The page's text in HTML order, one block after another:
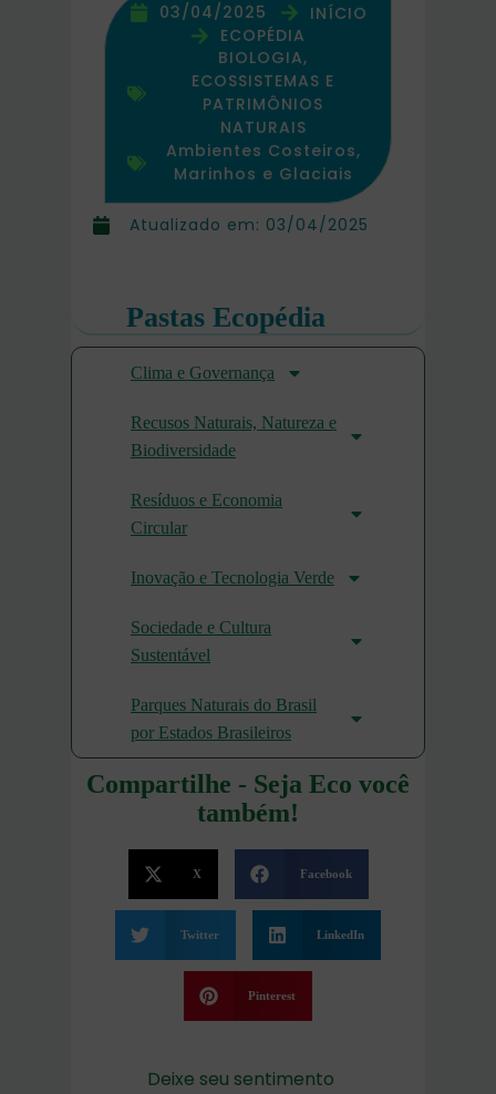
Atualizado em: 03/04/2025
03/04/2025
INÍCIO
ECOPÉDIA
BIOLOGIA,
ECOSSISTEMAS E
PATRIMÔNIOS
NATURAIS
Ambientes Costeiros,
Marinhos e Glaciais
Pastas Ecopédia
Clima e Governança
Recusos Naturais, Natureza e
Biodiversidade
Resíduos e Economia
Circular
Inovação e Tecnologia Verde
Sociedade e Cultura
Sustentável
Parques Naturais do Brasil
por Estados Brasileiros
Compartilhe - Seja Eco você
também!
X Facebook
Twitter LinkedIn
Pinterest
Deixe seu sentimento